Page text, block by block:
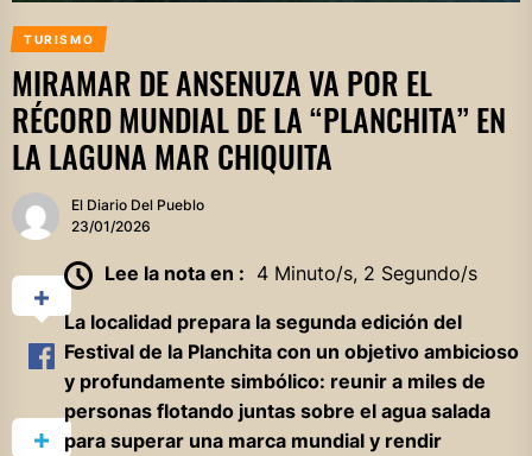
TURISMO
MIRAMAR DE ANSENUZA VA POR EL
RÉCORD MUNDIAL DE LA “PLANCHITA” EN
LA LAGUNA MAR CHIQUITA
El Diario Del Pueblo
23/01/2026
Lee la nota en : 4 Minuto/s, 2 Segundo/s
La localidad prepara la segunda edición del
Festival de la Planchita con un objetivo ambicioso
y profundamente simbólico: reunir a miles de
personas flotando juntas sobre el agua salada
para superar una marca mundial y rendir